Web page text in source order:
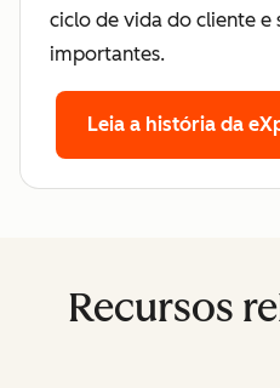
ciclo de vida do cliente e
importantes.
Leia a história da
Recursos